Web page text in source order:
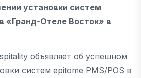
установки систем
«Гранд-Отеле Восток» в
объявляет об успешном
систем epitome PMS/POS в